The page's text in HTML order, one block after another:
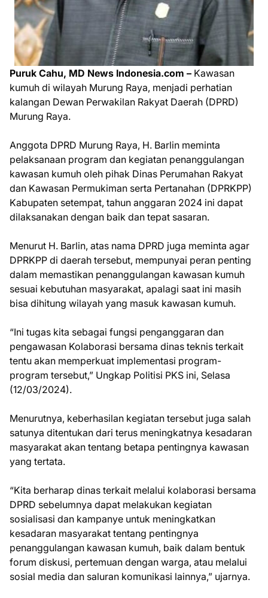
Puruk Cahu, MD News Indonesia.com – Kawasan
kumuh di wilayah Murung Raya, menjadi perhatian
kalangan Dewan Perwakilan Rakyat Daerah (DPRD)
Murung Raya.
Anggota DPRD Murung Raya, H. Barlin meminta
pelaksanaan program dan kegiatan penanggulangan
kawasan kumuh oleh pihak Dinas Perumahan Rakyat
dan Kawasan Permukiman serta Pertanahan (DPRKPP)
Kabupaten setempat, tahun anggaran 2024 ini dapat
dilaksanakan dengan baik dan tepat sasaran.
Menurut H. Barlin, atas nama DPRD juga meminta agar
DPRKPP di daerah tersebut, mempunyai peran penting
dalam memastikan penanggulangan kawasan kumuh
sesuai kebutuhan masyarakat, apalagi saat ini masih
bisa dihitung wilayah yang masuk kawasan kumuh.
“Ini tugas kita sebagai fungsi penganggaran dan
pengawasan Kolaborasi bersama dinas teknis terkait
tentu akan memperkuat implementasi program-
program tersebut,” Ungkap Politisi PKS ini, Selasa
(12/03/2024).
Menurutnya, keberhasilan kegiatan tersebut juga salah
satunya ditentukan dari terus meningkatnya kesadaran
masyarakat akan tentang betapa pentingnya kawasan
yang tertata.
“Kita berharap dinas terkait melalui kolaborasi bersama
DPRD sebelumnya dapat melakukan kegiatan
sosialisasi dan kampanye untuk meningkatkan
kesadaran masyarakat tentang pentingnya
penanggulangan kawasan kumuh, baik dalam bentuk
forum diskusi, pertemuan dengan warga, atau melalui
sosial media dan saluran komunikasi lainnya,” ujarnya.